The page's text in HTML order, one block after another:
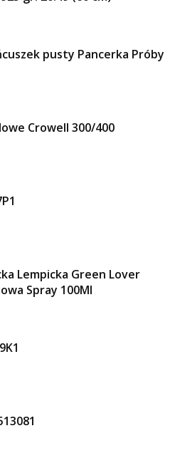
pusty Pancerka Próby
Crowell 300/400
Lempicka Green Lover
Spray 100Ml